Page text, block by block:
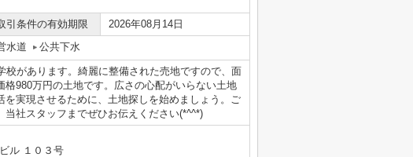
引条件の有効期限
2026年08月14日
水道 公共下水
校があります。綺麗に整備された売地ですので、面
980万円の土地です。広さの心配がいらない土地
を実現させるために、土地探しを始めましょう。ご
社スタッフまでぜひお伝えください(*^^*)
ル １０３号